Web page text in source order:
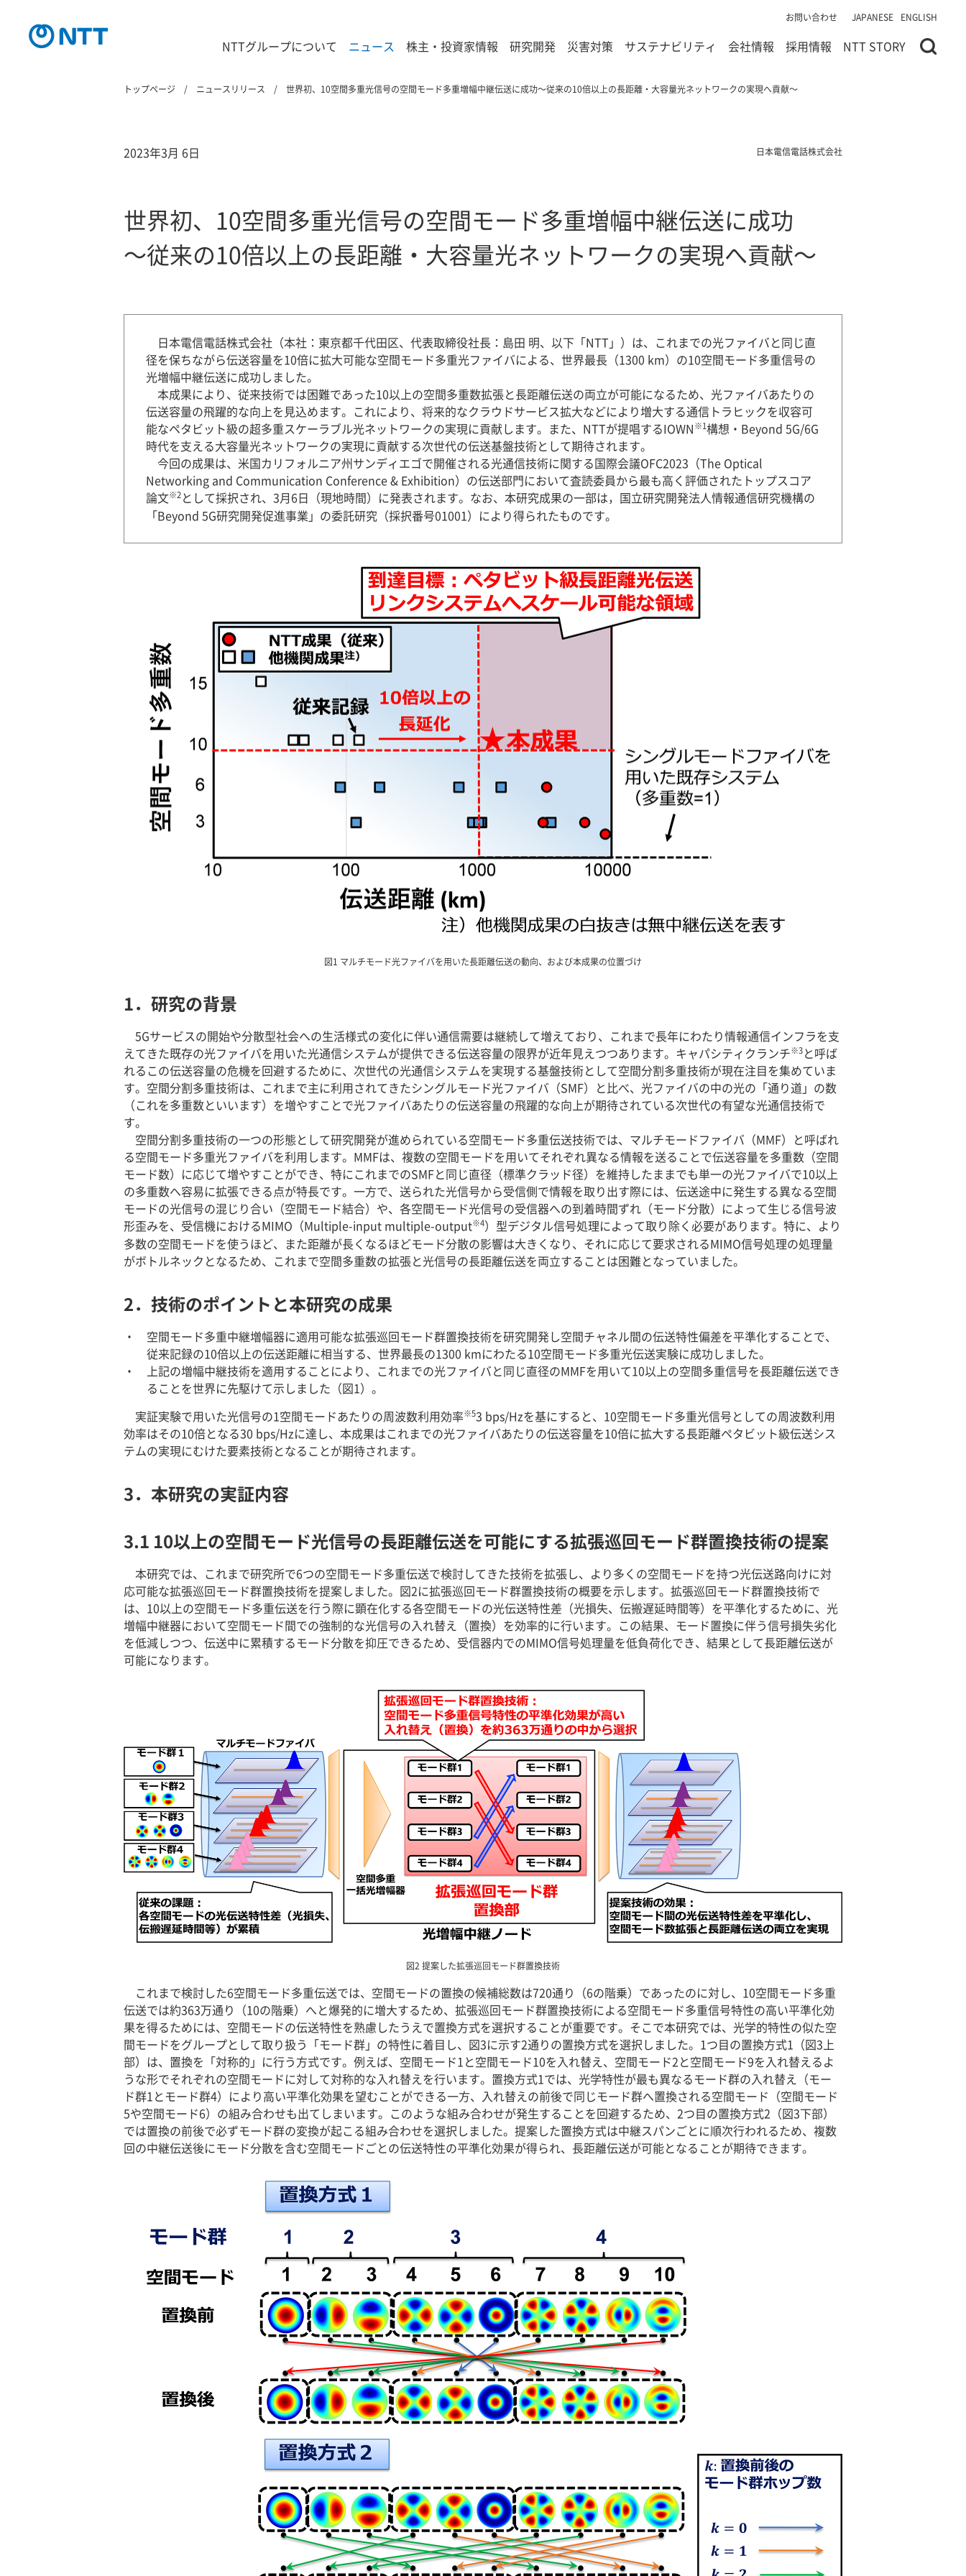
お問い合わせ JAPANESE ENGLISH
NTTグループについて ニュース 株主・投資家情報 研究開発 災害対策 サステナビリティ 会社情報 採用情報 NTT STORY
トップページ ニュースリリース 世界初、10空間多重光信号の空間モード多重増幅中継伝送に成功～従来の10倍以上の長距離・大容量光ネットワークの実現へ貢献～
2023年3月 6日 日本電信電話株式会社
世界初、10空間多重光信号の空間モード多重増幅中継伝送に成功
～従来の10倍以上の長距離・大容量光ネットワークの実現へ貢献～
日本電信電話株式会社（本社：東京都千代田区、代表取締役社長：島田 明、以下「NTT」）は、これまでの光ファイバと同じ直
径を保ちながら伝送容量を10倍に拡大可能な空間モード多重光ファイバによる、世界最長（1300 km）の10空間モード多重信号の
光増幅中継伝送に成功しました。
本成果により、従来技術では困難であった10以上の空間多重数拡張と長距離伝送の両立が可能になるため、光ファイバあたりの
伝送容量の飛躍的な向上を見込めます。これにより、将来的なクラウドサービス拡大などにより増大する通信トラヒックを収容可
能なペタビット級の超多重スケーラブル光ネットワークの実現に貢献します。また、NTTが提唱するIOWN※1構想・Beyond 5G/6G
時代を支える大容量光ネットワークの実現に貢献する次世代の伝送基盤技術として期待されます。
今回の成果は、米国カリフォルニア州サンディエゴで開催される光通信技術に関する国際会議OFC2023（The Optical
Networking and Communication Conference & Exhibition）の伝送部門において査読委員から最も高く評価されたトップスコア
論文※2として採択され、3月6日（現地時間）に発表されます。なお、本研究成果の一部は，国立研究開発法人情報通信研究機構の
「Beyond 5G研究開発促進事業」の委託研究（採択番号01001）により得られたものです。
図1 マルチモード光ファイバを用いた長距離伝送の動向、および本成果の位置づけ
1．研究の背景
5Gサービスの開始や分散型社会への生活様式の変化に伴い通信需要は継続して増えており、これまで長年にわたり情報通信インフラを支
えてきた既存の光ファイバを用いた光通信システムが提供できる伝送容量の限界が近年見えつつあります。キャパシティクランチ※3と呼ば
れるこの伝送容量の危機を回避するために、次世代の光通信システムを実現する基盤技術として空間分割多重技術が現在注目を集めていま
す。空間分割多重技術は、これまで主に利用されてきたシングルモード光ファイバ（SMF）と比べ、光ファイバの中の光の「通り道」の数
（これを多重数といいます）を増やすことで光ファイバあたりの伝送容量の飛躍的な向上が期待されている次世代の有望な光通信技術で
す。
空間分割多重技術の一つの形態として研究開発が進められている空間モード多重伝送技術では、マルチモードファイバ（MMF）と呼ばれ
る空間モード多重光ファイバを利用します。MMFは、複数の空間モードを用いてそれぞれ異なる情報を送ることで伝送容量を多重数（空間
モード数）に応じて増やすことができ、特にこれまでのSMFと同じ直径（標準クラッド径）を維持したままでも単一の光ファイバで10以上
の多重数へ容易に拡張できる点が特長です。一方で、送られた光信号から受信側で情報を取り出す際には、伝送途中に発生する異なる空間
モードの光信号の混じり合い（空間モード結合）や、各空間モード光信号の受信器への到着時間ずれ（モード分散）によって生じる信号波
形歪みを、受信機におけるMIMO（Multiple-input multiple-output※4）型デジタル信号処理によって取り除く必要があります。特に、より
多数の空間モードを使うほど、また距離が長くなるほどモード分散の影響は大きくなり、それに応じて要求されるMIMO信号処理の処理量
がボトルネックとなるため、これまで空間多重数の拡張と光信号の長距離伝送を両立することは困難となっていました。
2．技術のポイントと本研究の成果
空間モード多重中継増幅器に適用可能な拡張巡回モード群置換技術を研究開発し空間チャネル間の伝送特性偏差を平準化することで、
従来記録の10倍以上の伝送距離に相当する、世界最長の1300 kmにわたる10空間モード多重光伝送実験に成功しました。
上記の増幅中継技術を適用することにより、これまでの光ファイバと同じ直径のMMFを用いて10以上の空間多重信号を長距離伝送でき
ることを世界に先駆けて示しました（図1）。
実証実験で用いた光信号の1空間モードあたりの周波数利用効率※53 bps/Hzを基にすると、10空間モード多重光信号としての周波数利用
効率はその10倍となる30 bps/Hzに達し、本成果はこれまでの光ファイバあたりの伝送容量を10倍に拡大する長距離ペタビット級伝送シス
テムの実現にむけた要素技術となることが期待されます。
3．本研究の実証内容
3.1 10以上の空間モード光信号の長距離伝送を可能にする拡張巡回モード群置換技術の提案
本研究では、これまで研究所で6つの空間モード多重伝送で検討してきた技術を拡張し、より多くの空間モードを持つ光伝送路向けに対
応可能な拡張巡回モード群置換技術を提案しました。図2に拡張巡回モード群置換技術の概要を示します。拡張巡回モード群置換技術で
は、10以上の空間モード多重伝送を行う際に顕在化する各空間モードの光伝送特性差（光損失、伝搬遅延時間等）を平準化するために、光
増幅中継器において空間モード間での強制的な光信号の入れ替え（置換）を効率的に行います。この結果、モード置換に伴う信号損失劣化
を低減しつつ、伝送中に累積するモード分散を抑圧できるため、受信器内でのMIMO信号処理量を低負荷化でき、結果として長距離伝送が
可能になります。
図2 提案した拡張巡回モード群置換技術
これまで検討した6空間モード多重伝送では、空間モードの置換の候補総数は720通り（6の階乗）であったのに対し、10空間モード多重
伝送では約363万通り（10の階乗）へと爆発的に増大するため、拡張巡回モード群置換技術による空間モード多重信号特性の高い平準化効
果を得るためには、空間モードの伝送特性を熟慮したうえで置換方式を選択することが重要です。そこで本研究では、光学的特性の似た空
間モードをグループとして取り扱う「モード群」の特性に着目し、図3に示す2通りの置換方式を選択しました。1つ目の置換方式1（図3上
部）は、置換を「対称的」に行う方式です。例えば、空間モード1と空間モード10を入れ替え、空間モード2と空間モード9を入れ替えるよ
うな形でそれぞれの空間モードに対して対称的な入れ替えを行います。置換方式1では、光学特性が最も異なるモード群の入れ替え（モー
ド群1とモード群4）により高い平準化効果を望むことができる一方、入れ替えの前後で同じモード群へ置換される空間モード（空間モード
5や空間モード6）の組み合わせも出てしまいます。このような組み合わせが発生することを回避するため、2つ目の置換方式2（図3下部）
では置換の前後で必ずモード群の変換が起こる組み合わせを選択しました。提案した置換方式は中継スパンごとに順次行われるため、複数
回の中継伝送後にモード分散を含む空間モードごとの伝送特性の平準化効果が得られ、長距離伝送が可能となることが期待できます。